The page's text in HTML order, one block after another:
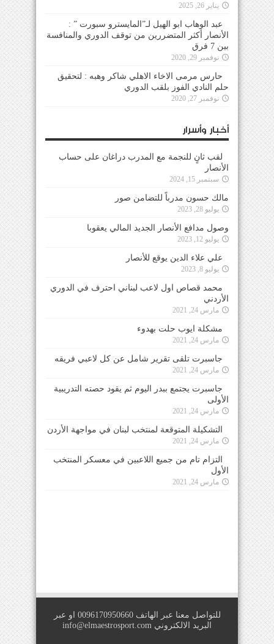
يناير 26, 2025
عبد الوهاب ابو الهيل لـ”المايسترو سبورت ” :
الأنصار أكثر المتضررين من توقف الدوري والمنافسة
بين 7 فرق
نوفمبر 29, 2020
حارس مرمى الاخاء الاهلي شاكر وهبه : لتحقيق
حلم النادي الفوز بلقب الدوري
نوفمبر 27, 2020
أخبار وأسرار
لقب ثانٍ للنجمة مع المدرب دراغان على حساب
الأنصار
سبتمبر 15, 2024
مالك حسون مدرباً للتضامن صور
يوليو 28, 2023
وصول مدافع الأنصار الجديد المالي يعقوبا
يوليو 12, 2023
علي علاء الدين يوقع للأنصار
يوليو 8, 2023
محمد قصاص اول لاعب لبناني احترف في الدوري
الأردني
مارس 24, 2021
مشكلة ايوب حلت بهدوء
مارس 24, 2021
جاسبرت تلقى تقرير شامل عن كل لاعبي فريقه
مارس 24, 2021
جاسبرت يجتمع ببدر اليوم ثم يقود حصته التدريبية
الأولى
مارس 24, 2021
التشكيلة المتوقعة لمنتخب لبنان في مواجهة الأردن
مارس 24, 2021
التزام تام من جميع اللاعبين في معسكر المنتخب
الأول
مارس 24, 2021
للتواصل معنا عبر الهاتف 0096170950660 او عبر
البريد الالكتروني info@elmaestrosport.com